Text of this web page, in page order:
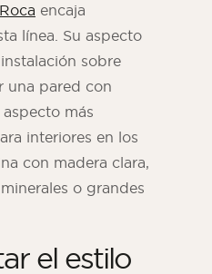
encaja
línea. Su aspecto
sobre
una pared con
más
interiores en los
con madera clara,
o grandes
el estilo